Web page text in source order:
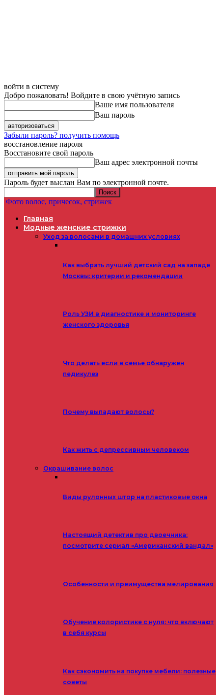
войти в систему
Добро пожаловать! Войдите в свою учётную запись
Ваше имя пользователя
Ваш пароль
Забыли пароль? получить помощь
восстановление пароля
Восстановите свой пароль
Ваш адрес электронной почты
Пароль будет выслан Вам по электронной почте.
Фото волос, причесок, стрижек
Главная
Модные женские стрижки
Уход за волосами в домашних условиях
Как выбрать лучший детский сад на западе
Москвы: критерии и рекомендации
Роль УЗИ в диагностике и мониторинге
женского здоровья
Что делать если в семье обнаружен
педикулез
Почему выпадают волосы?
Как жить с депрессивным человеком
Окрашивание волос
Виды рулонных штор на пластиковые окна
Настоящий детектив про двоечника:
посмотрите сериал «Американский вандал»
Особенности и преимущества мелирования
Обучение колористике с нуля: что включают
в себя курсы
Как сэкономить на покупке мебели: полезные
советы